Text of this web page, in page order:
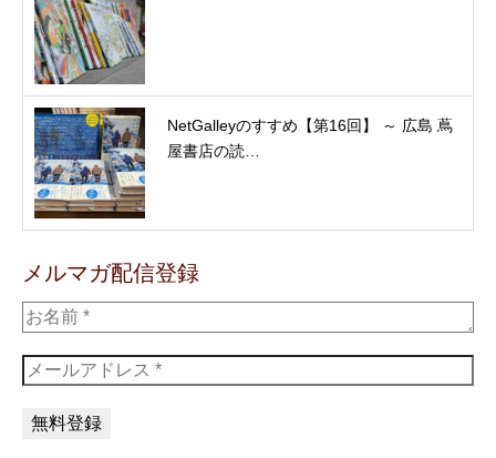
NetGalleyのすすめ【第16回】 ～ 広島 蔦
屋書店の読…
メルマガ配信登録